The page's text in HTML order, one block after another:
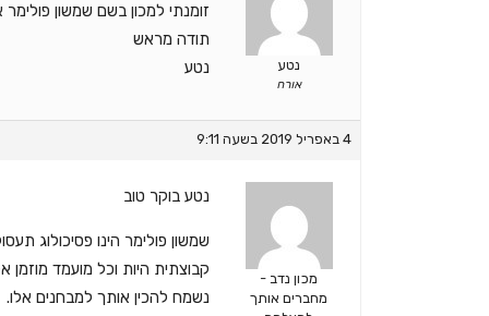
נטע
אורח
זומנתי למכון בשם שמשון
תודה מראש
נטע
4 באפריל 2019 בשעה 9:11
מכון נדב -
מחברים אותך
נטע בוקר טוב
שמשון פולימר הינו פסיכולוג
קבוצתית היות וכל מועמד מוזמן
נשמח להכין אותך למבחנים אלו.